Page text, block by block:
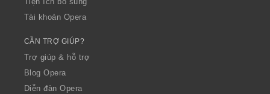
Tài khoản Opera
CẦN TRỢ GIÚP?
Trợ giúp & hỗ trợ
Blog Opera
Diễn đàn Opera